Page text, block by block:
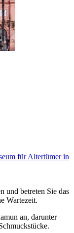
für Altertümer in
und betreten Sie das
Wartezeit.
an, darunter